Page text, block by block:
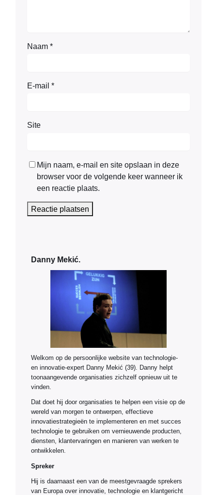
Naam *
E-mail *
Site
Mijn naam, e-mail en site opslaan in deze
browser voor de volgende keer wanneer ik
een reactie plaats.
Danny Mekić.
Welkom op de persoonlijke website van technologie-
en innovatie-expert Danny Mekić (39). Danny helpt
toonaangevende organisaties zichzelf opnieuw uit te
vinden.
Dat doet hij door organisaties te helpen een visie op de
wereld van morgen te ontwerpen, effectieve
innovatiestrategieën te implementeren en met succes
technologie te gebruiken om vernieuwende producten,
diensten, klantervaringen en manieren van werken te
ontwikkelen.
Spreker
Hij is daarnaast een van de meestgevraagde sprekers
van Europa over innovatie, technologie en klantgericht